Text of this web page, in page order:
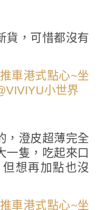
貨，可惜都沒有
，澄皮超薄完全
一隻，吃起來口
想再加點也沒